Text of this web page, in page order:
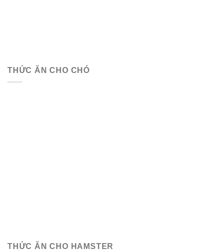
THỨC ĂN CHO CHÓ
THỨC ĂN CHO HAMSTER